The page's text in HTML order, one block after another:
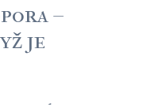
–
je